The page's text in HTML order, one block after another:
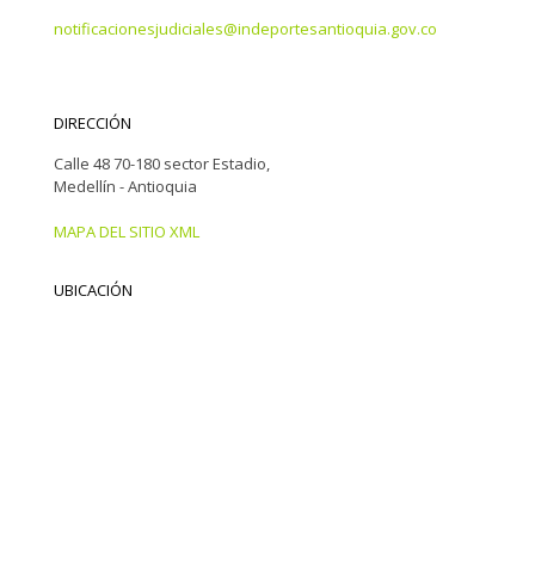
notificacionesjudiciales@indeportesantioquia.gov.co
DIRECCIÓN
Calle 48 70-180 sector Estadio,
Medellín - Antioquia
MAPA DEL SITIO XML
UBICACIÓN